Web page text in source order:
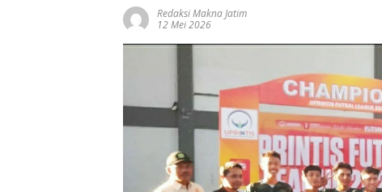
Redaksi Makna Jatim
12 Mei 2026